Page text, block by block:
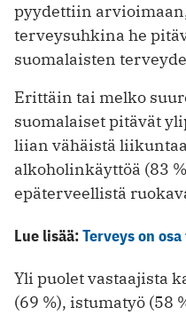
pyydettiin
terveysuhkina he
suomalaisten
Erittäin tai melko
suomalaiset pitävät
liian vähäistä
alkoholinkäyttöä (83
epäterveellistä
Lue lisää:Terveys on
Yli puolet vastaajista
(69 %), istumatyö (58